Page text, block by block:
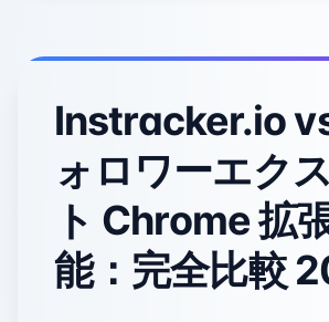
Instracker.io
ォロワーエク
ト Chrome 拡
能：完全比較